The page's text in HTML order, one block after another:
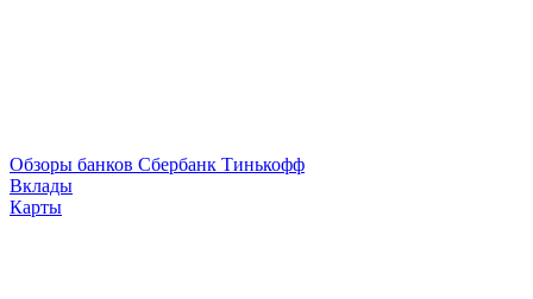
Обзоры банков Сбербанк Тинькофф
Вклады
Карты